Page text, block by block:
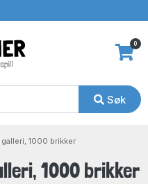
Søk
0
1000 brikker
1000 brikker